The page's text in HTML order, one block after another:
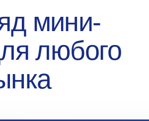
мини-
любого